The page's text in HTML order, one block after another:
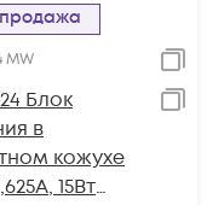
MW
Блок
в
кожухе
15Вт